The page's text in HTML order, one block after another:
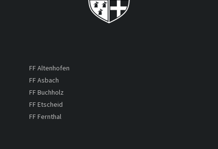
FF Altenhofen
FF Asbach
FF Buchholz
FF Etscheid
FF Fernthal